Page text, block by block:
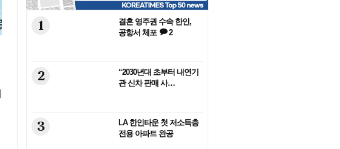
1
결혼 영주권 수속 한인,
공항서 체포
2
2
“2030년대 초부터 내연기
관 신차 판매 사…
3
LA 한인타운 첫 저소득층
전용 아파트 완공